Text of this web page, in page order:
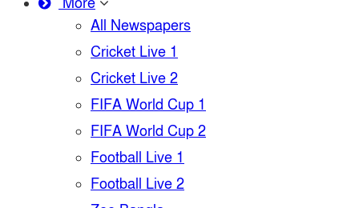
All Newspapers
Cricket Live 1
Cricket Live 2
FIFA World Cup 1
FIFA World Cup 2
Football Live 1
Football Live 2